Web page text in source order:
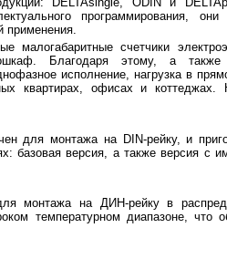
программирования,
применения.
малогабаритные счетчики
Благодаря этому, а также
исполнение, нагрузка в
квартирах, офисах и коттеджах.
для монтажа на DIN-рейку, и
базовая версия, а также версия с
монтажа на ДИН-рейку в
температурном диапазоне, что